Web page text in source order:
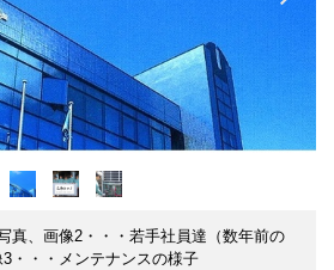
真、画像2・・・若手社員達（数年前の
・・・メンテナンスの様子